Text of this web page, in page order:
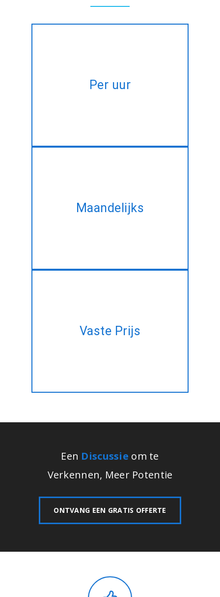
Per uur
ontwikkelaars op uurbasis op
maat om te voldoen aan uw
Maandelijks
MEAN Stack development
Vaste Prijs
te beheren? Laat ons het voor
Een Discussie om te
Verkennen, Meer Potentie
ONTVANG EEN GRATIS OFFERTE